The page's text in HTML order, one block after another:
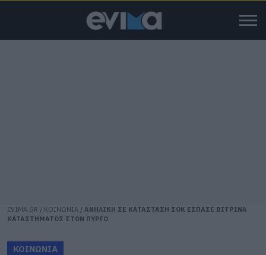
EVIMA.GR / ΚΟΙΝΩΝΙΑ / ΑΝΗΛΙΚΗ ΣΕ ΚΑΤΑΣΤΑΣΗ ΣΟΚ ΕΣΠΑΣΕ ΒΙΤΡΙΝΑ
ΚΑΤΑΣΤΗΜΑΤΟΣ ΣΤΟΝ ΠΥΡΓΟ
ΚΟΙΝΩΝΙΑ